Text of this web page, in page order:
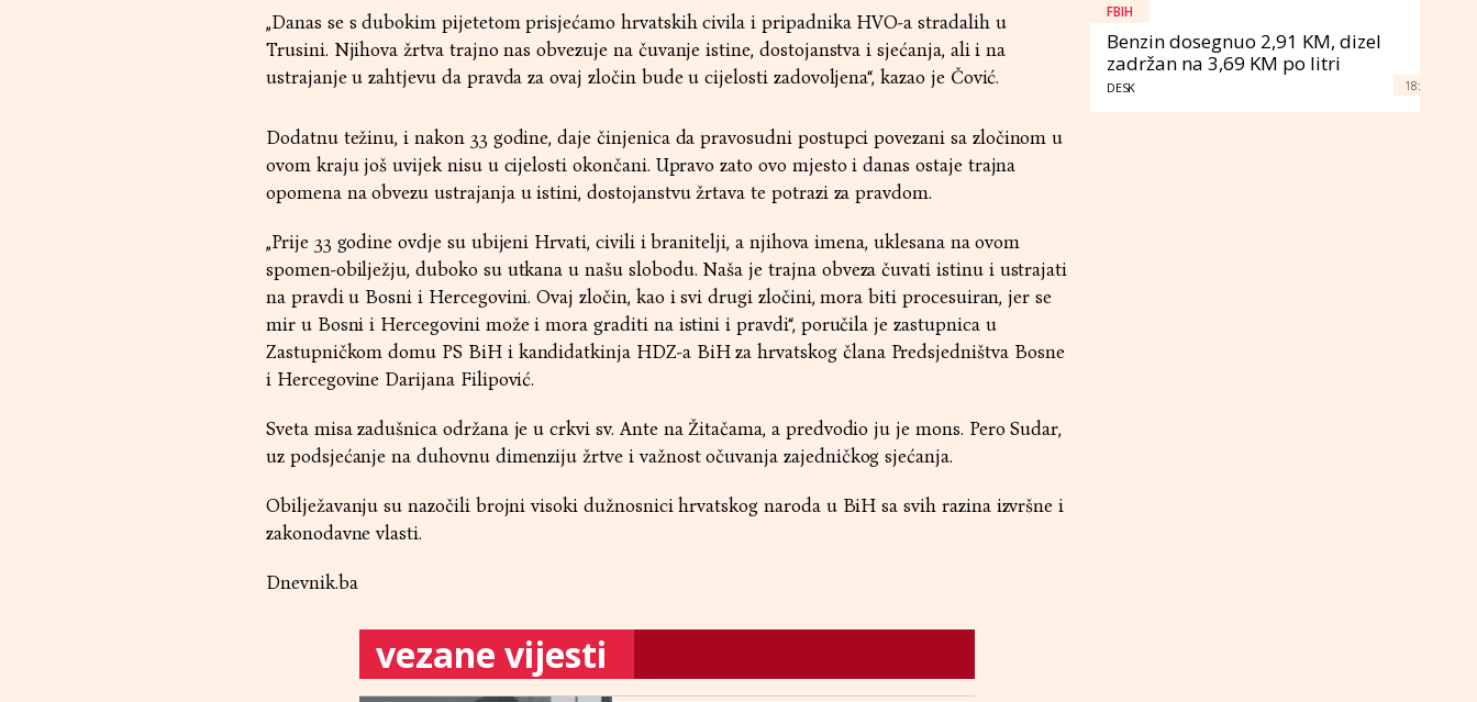
„Danas se s dubokim pijetetom prisjećamo hrvatskih civila i pripadnika HVO-a stradalih u
Trusini. Njihova žrtva trajno nas obvezuje na čuvanje istine, dostojanstva i sjećanja, ali i na
ustrajanje u zahtjevu da pravda za ovaj zločin bude u cijelosti zadovoljena“, kazao je Čović.
Dodatnu težinu, i nakon 33 godine, daje činjenica da pravosudni postupci povezani sa zločinom u
ovom kraju još uvijek nisu u cijelosti okončani. Upravo zato ovo mjesto i danas ostaje trajna
opomena na obvezu ustrajanja u istini, dostojanstvu žrtava te potrazi za pravdom.
„Prije 33 godine ovdje su ubijeni Hrvati, civili i branitelji, a njihova imena, uklesana na ovom
spomen-obilježju, duboko su utkana u našu slobodu. Naša je trajna obveza čuvati istinu i ustrajati
na pravdi u Bosni i Hercegovini. Ovaj zločin, kao i svi drugi zločini, mora biti procesuiran, jer se
mir u Bosni i Hercegovini može i mora graditi na istini i pravdi“, poručila je zastupnica u
Zastupničkom domu PS BiH i kandidatkinja HDZ-a BiH za hrvatskog člana Predsjedništva Bosne
i Hercegovine Darijana Filipović.
Sveta misa zadušnica održana je u crkvi sv. Ante na Žitačama, a predvodio ju je mons. Pero Sudar,
uz podsjećanje na duhovnu dimenziju žrtve i važnost očuvanja zajedničkog sjećanja.
Obilježavanju su nazočili brojni visoki dužnosnici hrvatskog naroda u BiH sa svih razina izvršne i
zakonodavne vlasti.
Dnevnik.ba
vezane vijesti
FBIH
Benzin dosegnuo 2,91 KM, dizel
zadržan na 3,69 KM po litri
DESK 18: